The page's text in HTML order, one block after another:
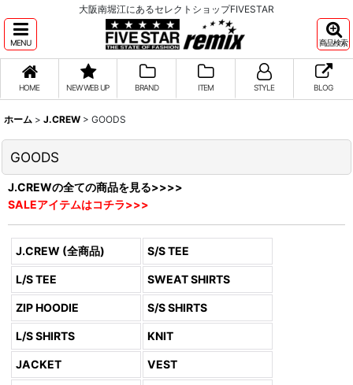
大阪南堀江にあるセレクトショップFIVESTAR
MENU 商品検索
HOME NEW WEB UP BRAND ITEM STYLE BLOG
ホーム > J.CREW > GOODS
GOODS
J.CREWの全ての商品を見る>>>>
SALEアイテムはコチラ>>>
J.CREW (全商品) S/S TEE
L/S TEE SWEAT SHIRTS
ZIP HOODIE S/S SHIRTS
L/S SHIRTS KNIT
JACKET VEST